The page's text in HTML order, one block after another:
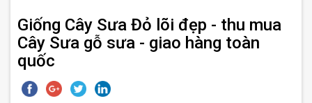
Giống Cây Sưa Đỏ lõi đẹp - thu mua
Cây Sưa gỗ sưa - giao hàng toàn
quốc